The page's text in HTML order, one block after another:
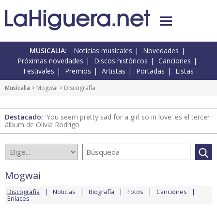
MUSICALIA: Noticias musicales
Novedades
Próximas novedades
Discos históricos
Canciones
Festivales
Premios Artistas Portadas Listas
Musicalia > Mogwai > Discografía
Destacado: 'You seem pretty sad for a girl so in love' es el tercer
álbum de Olivia Rodrigo
Mogwai
Discografía Noticias Biografía Fotos Canciones
Enlaces